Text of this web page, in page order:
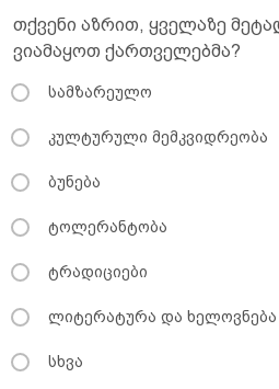
თქვენი აზრით, ყველაზე
ვიამაყოთ ქართველებმა?
სამზარეულო
კულტურული მემკვიდრეობა
ბუნება
ტოლერანტობა
ტრადიციები
ლიტერატურა და ხელოვნება
სხვა